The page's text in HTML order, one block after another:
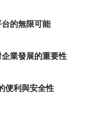
的無限可能
業發展的重要性
便利與安全性